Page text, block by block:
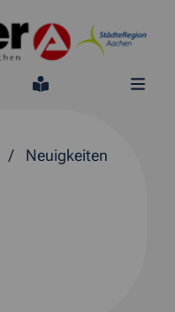
Leichte
Neuigkeiten